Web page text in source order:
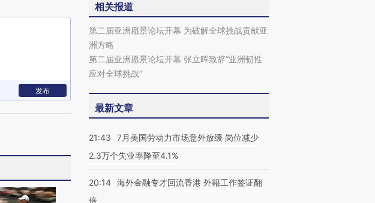
发布
相关报道
第二届亚洲愿景论坛开幕 为破解全球挑战贡献亚
洲方略
第二届亚洲愿景论坛开幕 张立晖致辞“亚洲韧性
应对全球挑战”
最新文章
21:43
7月美国劳动力市场意外放缓 岗位减少
2.3万个失业率降至4.1%
20:14 海外金融专才回流香港 外籍工作签证翻
倍